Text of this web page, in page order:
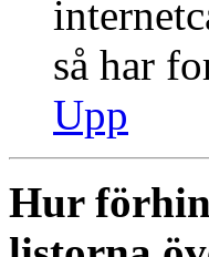
så har
Upp
Hur